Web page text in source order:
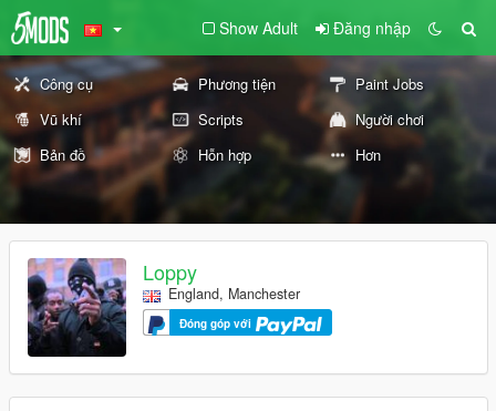
Show Adult Đăng nhập
Công cụ Phương tiện
Paint Jobs
Vũ khí
Scripts
Người chơi
Bản đồ
Hỗn hợp Hơn
Loppy
England, Manchester
Đóng góp với